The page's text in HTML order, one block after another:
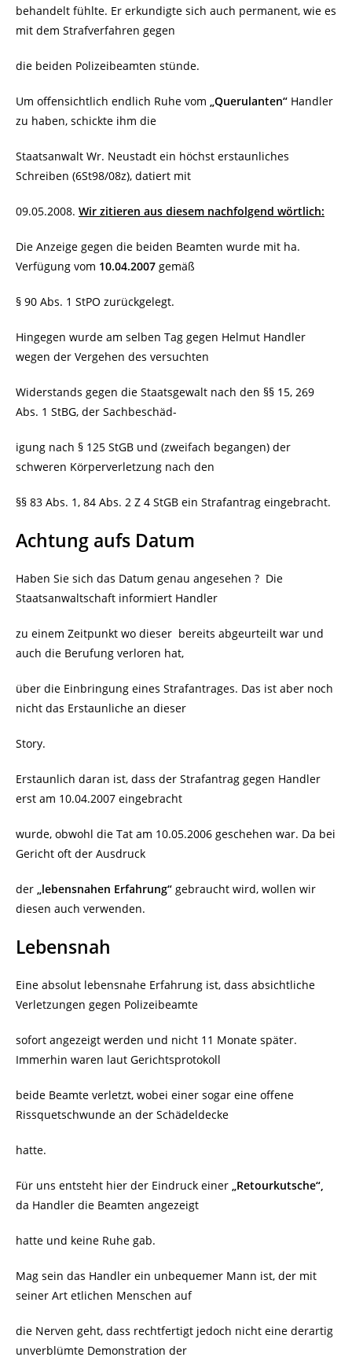
behandelt fühlte. Er erkundigte sich auch permanent, wie es
mit dem Strafverfahren gegen
die beiden Polizeibeamten stünde.
Um offensichtlich endlich Ruhe vom „Querulanten“ Handler
zu haben, schickte ihm die
Staatsanwalt Wr. Neustadt ein höchst erstaunliches
Schreiben (6St98/08z), datiert mit
09.05.2008. Wir zitieren aus diesem nachfolgend wörtlich:
Die Anzeige gegen die beiden Beamten wurde mit ha.
Verfügung vom 10.04.2007 gemäß
§ 90 Abs. 1 StPO zurückgelegt.
Hingegen wurde am selben Tag gegen Helmut Handler
wegen der Vergehen des versuchten
Widerstands gegen die Staatsgewalt nach den §§ 15, 269
Abs. 1 StBG, der Sachbeschäd-
igung nach § 125 StGB und (zweifach begangen) der
schweren Körperverletzung nach den
§§ 83 Abs. 1, 84 Abs. 2 Z 4 StGB ein Strafantrag eingebracht.
Achtung aufs Datum
Haben Sie sich das Datum genau angesehen ? Die
Staatsanwaltschaft informiert Handler
zu einem Zeitpunkt wo dieser bereits abgeurteilt war und
auch die Berufung verloren hat,
über die Einbringung eines Strafantrages. Das ist aber noch
nicht das Erstaunliche an dieser
Story.
Erstaunlich daran ist, dass der Strafantrag gegen Handler
erst am 10.04.2007 eingebracht
wurde, obwohl die Tat am 10.05.2006 geschehen war. Da bei
Gericht oft der Ausdruck
der „lebensnahen Erfahrung“ gebraucht wird, wollen wir
diesen auch verwenden.
Lebensnah
Eine absolut lebensnahe Erfahrung ist, dass absichtliche
Verletzungen gegen Polizeibeamte
sofort angezeigt werden und nicht 11 Monate später.
Immerhin waren laut Gerichtsprotokoll
beide Beamte verletzt, wobei einer sogar eine offene
Rissquetschwunde an der Schädeldecke
hatte.
Für uns entsteht hier der Eindruck einer „Retourkutsche“,
da Handler die Beamten angezeigt
hatte und keine Ruhe gab.
Mag sein das Handler ein unbequemer Mann ist, der mit
seiner Art etlichen Menschen auf
die Nerven geht, dass rechtfertigt jedoch nicht eine derartig
unverblümte Demonstration der